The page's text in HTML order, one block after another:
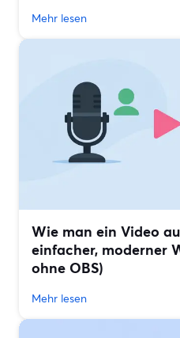
Mehr lesen
Wie man ein Video
einfacher, moderner
ohne OBS)
Mehr lesen